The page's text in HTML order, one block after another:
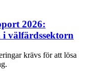
2026:
i välfärdssektorn
krävs för att lösa